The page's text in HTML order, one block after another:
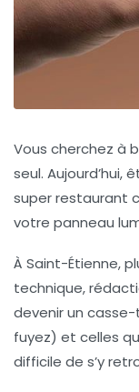
Vous cherchez à
seul. Aujourd’hui,
super restaurant
votre panneau
À Saint-Étienne,
technique,
devenir un
fuyez) et celles
difficile de s’y